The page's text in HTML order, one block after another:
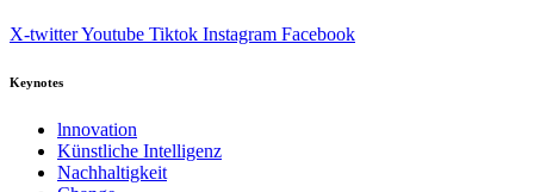
X-twitterYoutube Tiktok Instagram Facebook
Keynotes
lnnovation
Künstliche Intelligenz
Nachhaltigkeit